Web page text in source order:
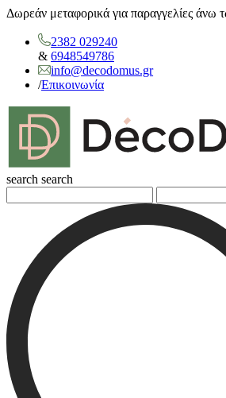
Δωρεάν μεταφορικά για παραγγελίες άνω
2382 029240
& 6948549786
info@decodomus.gr
/Επικοινωνία
search search